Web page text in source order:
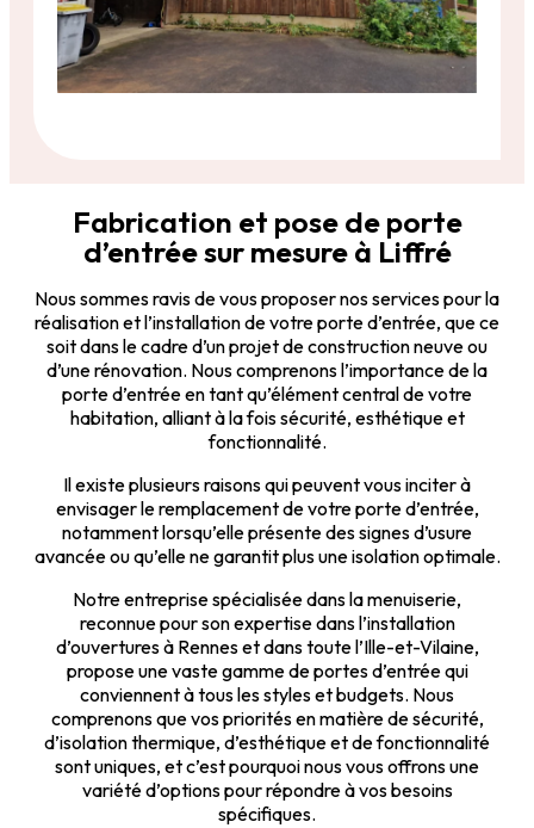
Fabrication et pose de porte
d’entrée sur mesure à Liffré
Nous sommes ravis de vous proposer nos services pour la
réalisation et l’installation de votre porte d’entrée, que ce
soit dans le cadre d’un projet de construction neuve ou
d’une rénovation. Nous comprenons l’importance de la
porte d’entrée en tant qu’élément central de votre
habitation, alliant à la fois sécurité, esthétique et
fonctionnalité.
Il existe plusieurs raisons qui peuvent vous inciter à
envisager le remplacement de votre porte d’entrée,
notamment lorsqu’elle présente des signes d’usure
avancée ou qu’elle ne garantit plus une isolation optimale.
Notre entreprise spécialisée dans la menuiserie,
reconnue pour son expertise dans l’installation
d’ouvertures à Rennes et dans toute l’Ille-et-Vilaine,
propose une vaste gamme de portes d’entrée qui
conviennent à tous les styles et budgets. Nous
comprenons que vos priorités en matière de sécurité,
d’isolation thermique, d’esthétique et de fonctionnalité
sont uniques, et c’est pourquoi nous vous offrons une
variété d’options pour répondre à vos besoins
spécifiques.